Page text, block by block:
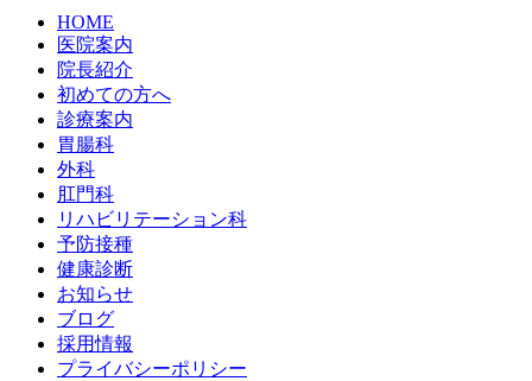
HOME
医院案内
院長紹介
初めての方へ
診療案内
胃腸科
外科
肛門科
リハビリテーション科
予防接種
健康診断
お知らせ
ブログ
採用情報
プライバシーポリシー